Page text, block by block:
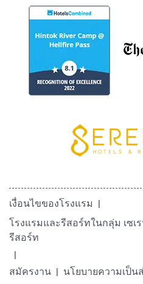
เงื่อนไขของโรงแรม
โรงแรมและรีสอร์ทในกลุ่ม เซเ
รีสอร์ท
สมัครงาน นโยบายความเป็น